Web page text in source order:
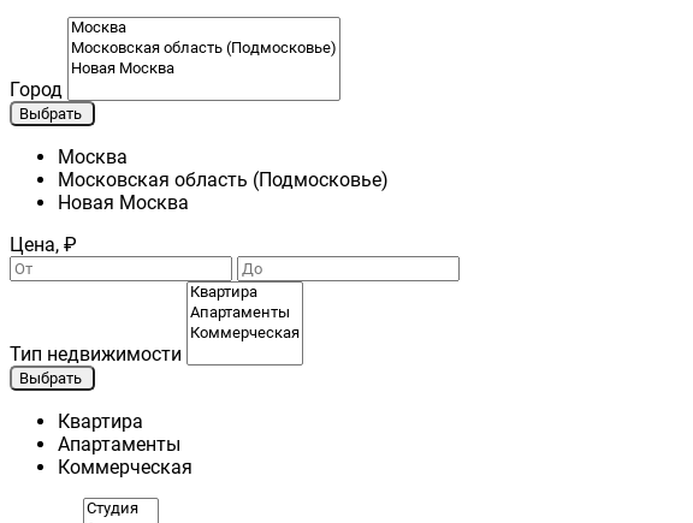
Город
Выбрать
Москва
Московская область (Подмосковье)
Новая Москва
Цена, ₽
Тип недвижимости
Выбрать
Квартира
Апартаменты
Коммерческая